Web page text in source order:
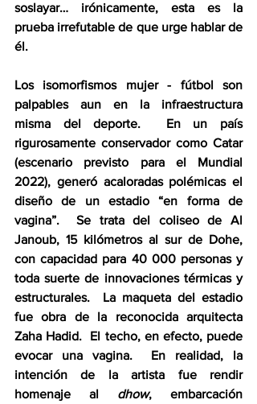
soslayar… irónicamente, esta es la
prueba irrefutable de que urge hablar de
él.
Los isomorfismos mujer - fútbol son
palpables aun en la infraestructura
misma del deporte.  En un país
rigurosamente conservador como Catar
(escenario previsto para el Mundial
2022), generó acaloradas polémicas el
diseño de un estadio “en forma de
vagina”.  Se trata del coliseo de Al
Janoub, 15 kilómetros al sur de Dohe,
con capacidad para 40 000 personas y
toda suerte de innovaciones térmicas y
estructurales.  La maqueta del estadio
fue obra de la reconocida arquitecta
Zaha Hadid.  El techo, en efecto, puede
evocar una vagina.  En realidad, la
intención de la artista fue rendir
homenaje al dhow, embarcación